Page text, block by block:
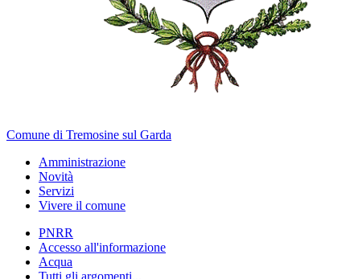
Comune di Tremosine sul Garda
Amministrazione
Novità
Servizi
Vivere il comune
PNRR
Accesso all'informazione
Acqua
Tutti gli argomenti...